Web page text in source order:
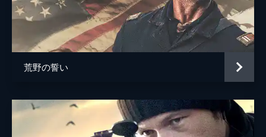
製作 サム・メイドウ
ジョーダン・シュア
荒野の誓い